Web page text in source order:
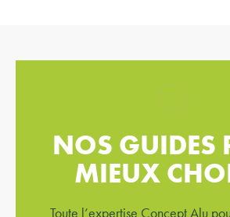
NOS GUIDES
MIEUX
Toute l’expertise Concept Alu